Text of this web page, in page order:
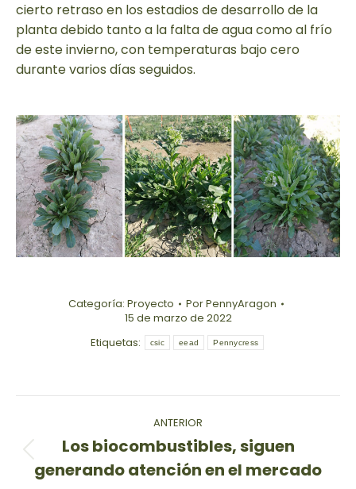
cierto retraso en los estadios de desarrollo de la
planta debido tanto a la falta de agua como al frío
de este invierno, con temperaturas bajo cero
durante varios días seguidos.
Categoría: Proyecto PorPennyAragon
15 de marzo de 2022
Etiquetas:
csic eead Pennycress
Navegación
entre
ANTERIOR
Publicación
anterior:
Los biocombustibles, siguen
generando atención en el mercado